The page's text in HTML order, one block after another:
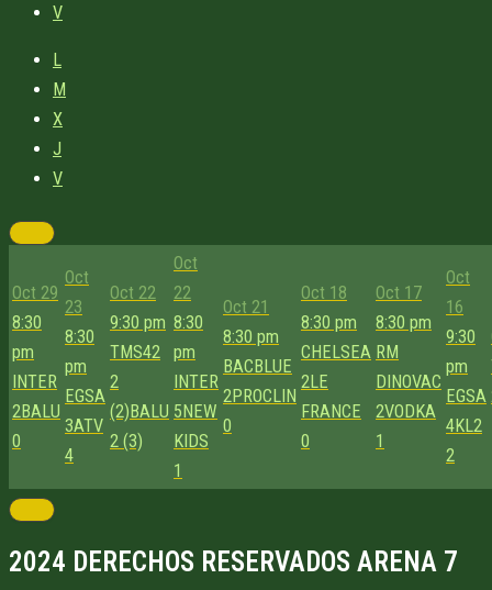
V
L
M
X
J
V
Oct 29
8:30
pm
INTER
2BALU
0
Oct
23
8:30
pm
EGSA
3ATV
4
Oct 22
9:30 pm
TMS42
2
(2)BALU
2 (3)
Oct
22
8:30
pm
INTER
5NEW
KIDS
1
Oct 21
8:30 pm
BACBLUE
2PROCLIN
0
Oct 18
8:30 pm
CHELSEA
2LE
FRANCE
0
Oct 17
8:30 pm
RM
DINOVAC
2VODKA
1
Oct
16
9:30
pm
EGSA
4KL2
2
2024 DERECHOS RESERVADOS ARENA 7